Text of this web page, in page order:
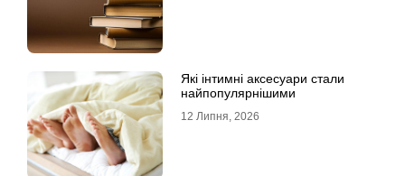
Які інтимні аксесуари стали
найпопулярнішими
12 Липня, 2026